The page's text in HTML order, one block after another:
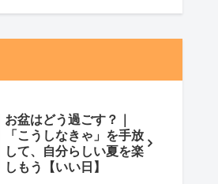
お盆はどう過ごす？｜
「こうしなきゃ」を手放
して、自分らしい夏を楽
しもう【いい日】